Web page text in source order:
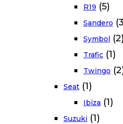
R19 (5)
Sandero
Symbol (2)
Trafic (1)
Twingo
Seat (1)
Ibiza (1)
Suzuki (1)